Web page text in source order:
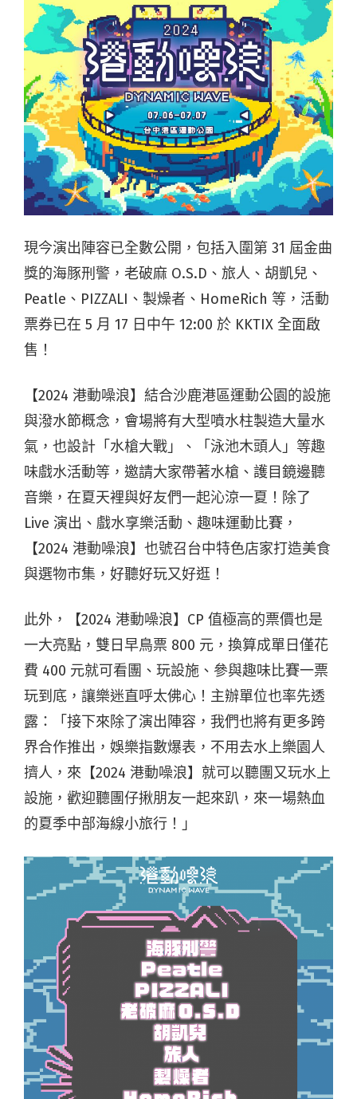
現今演出陣容已全數公開，包括入圍第 31 屆金曲
獎的海豚刑警，老破麻 O.S.D、旅人、胡凱兒、
Peatle、PIZZALI、製燥者、HomeRich 等，活動
票券已在 5 月 17 日中午 12:00 於 KKTIX 全面啟
售！
【2024 港動噪浪】結合沙鹿港區運動公園的設施
與潑水節概念，會場將有大型噴水柱製造大量水
氣，也設計「水槍大戰」、「泳池木頭人」等趣
味戲水活動等，邀請大家帶著水槍、護目鏡邊聽
音樂，在夏天裡與好友們一起沁涼一夏！除了
Live 演出、戲水享樂活動、趣味運動比賽，
【2024 港動噪浪】也號召台中特色店家打造美食
與選物市集，好聽好玩又好逛！
此外，【2024 港動噪浪】CP 值極高的票價也是
一大亮點，雙日早鳥票 800 元，換算成單日僅花
費 400 元就可看團、玩設施、參與趣味比賽一票
玩到底，讓樂迷直呼太佛心！主辦單位也率先透
露：「接下來除了演出陣容，我們也將有更多跨
界合作推出，娛樂指數爆表，不用去水上樂園人
擠人，來【2024 港動噪浪】就可以聽團又玩水上
設施，歡迎聽團仔揪朋友一起來趴，來一場熱血
的夏季中部海線小旅行！」